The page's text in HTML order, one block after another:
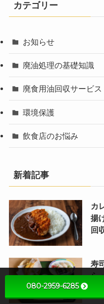
カテゴリー
お知らせ
廃油処理の基礎知識
廃食用油回収サービス
環境保護
飲食店のお悩み
新着記事
カ
揚
回
寿
ら
と
080-2959-6285